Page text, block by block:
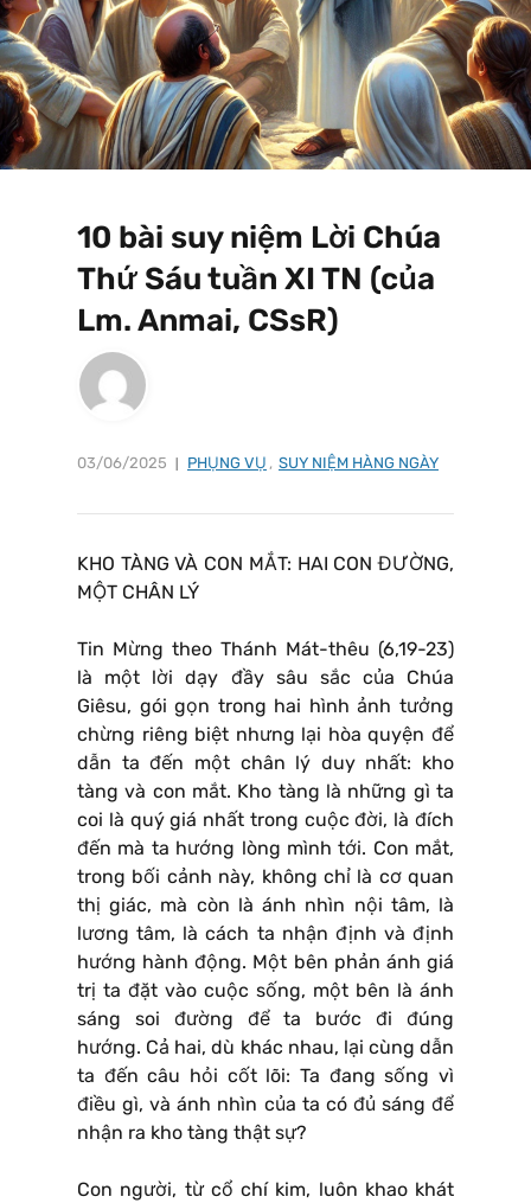
10 bài suy niệm Lời Chúa
Thứ Sáu tuần XI TN (của
Lm. Anmai, CSsR)
03/06/2025 PHỤNG VỤ , SUY NIỆM HÀNG NGÀY
KHO TÀNG VÀ CON MẮT: HAI CON ĐƯỜNG,
MỘT CHÂN LÝ
Tin Mừng theo Thánh Mát-thêu (6,19-23)
là một lời dạy đầy sâu sắc của Chúa
Giêsu, gói gọn trong hai hình ảnh tưởng
chừng riêng biệt nhưng lại hòa quyện để
dẫn ta đến một chân lý duy nhất: kho
tàng và con mắt. Kho tàng là những gì ta
coi là quý giá nhất trong cuộc đời, là đích
đến mà ta hướng lòng mình tới. Con mắt,
trong bối cảnh này, không chỉ là cơ quan
thị giác, mà còn là ánh nhìn nội tâm, là
lương tâm, là cách ta nhận định và định
hướng hành động. Một bên phản ánh giá
trị ta đặt vào cuộc sống, một bên là ánh
sáng soi đường để ta bước đi đúng
hướng. Cả hai, dù khác nhau, lại cùng dẫn
ta đến câu hỏi cốt lõi: Ta đang sống vì
điều gì, và ánh nhìn của ta có đủ sáng để
nhận ra kho tàng thật sự?
Con người, từ cổ chí kim, luôn khao khát